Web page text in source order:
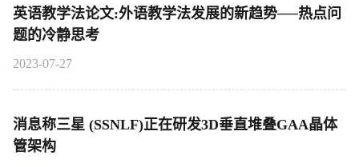
英语教学法论文:外语教学法发展的新趋势──热点问
题的冷静思考
2023-07-27
消息称三星 (SSNLF)正在研发3D垂直堆叠GAA晶体
管架构